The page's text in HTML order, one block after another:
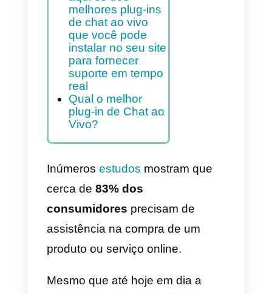
ao cliente ao vivo
Índice
Apresentamos
aqui os três
melhores plug-ins
de chat ao vivo
instalar no seu site
para fornecer
suporte em tempo
Qual o melhor
plug-in de Chat ao